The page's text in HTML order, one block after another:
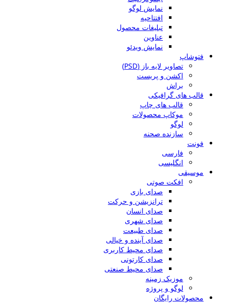
نمایش لوگو
افتتاحیه
تبلیغات محصول
عناوین
نمایش ویدئو
فتوشاپ
تصاویر لایه باز (PSD)
اکشن و پریست
براش
قالب های گرافیکی
قالب های چاپ
موکاپ محصولات
لوگو
سازنده صحنه
فونت
فارسی
انگلیسی
موسیقی
افکت صوتی
صدای بازی
ترانزیشن و حرکت
صدای انسان
صدای شهری
صدای طبیعت
صدای آینده و خیالی
صدای محیط کاربری
صدای کارتونی
صدای محیط صنعتی
موزیک زمینه
لوگو و پروژه
محصولات رایگان